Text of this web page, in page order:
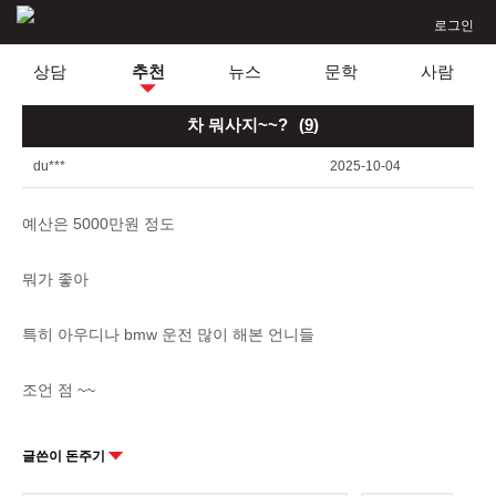
로그인
상담 추천 뉴스 문학 사람
차 뭐사지~~? (9)
du*** 2025-10-04
예산은 5000만원 정도
뭐가 좋아
특히 아우디나 bmw 운전 많이 해본 언니들
조언 점 ~~
글쓴이 돈주기